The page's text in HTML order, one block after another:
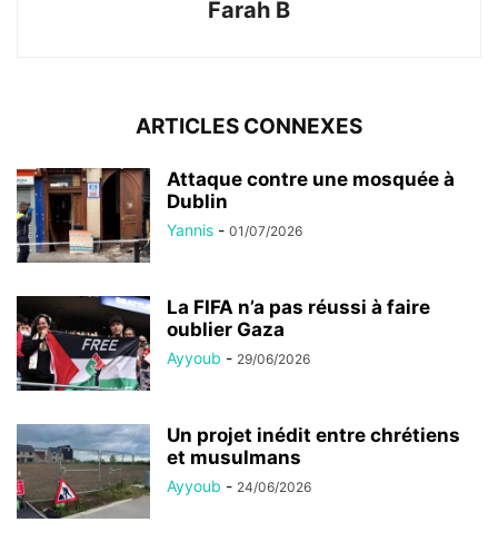
Farah B
ARTICLES CONNEXES
Attaque contre une mosquée à
Dublin
Yannis - 01/07/2026
La FIFA n’a pas réussi à faire
oublier Gaza
Ayyoub - 29/06/2026
Un projet inédit entre chrétiens
et musulmans
Ayyoub - 24/06/2026